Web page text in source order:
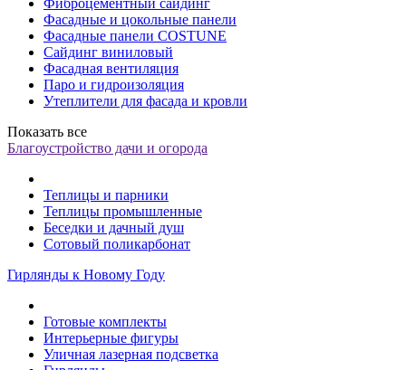
Фиброцементный сайдинг
Фасадные и цокольные панели
Фасадные панели COSTUNE
Сайдинг виниловый
Фасадная вентиляция
Паро и гидроизоляция
Утеплители для фасада и кровли
Показать все
Благоустройство дачи и огорода
Теплицы и парники
Теплицы промышленные
Беседки и дачный душ
Сотовый поликарбонат
Гирлянды к Новому Году
Готовые комплекты
Интерьерные фигуры
Уличная лазерная подсветка